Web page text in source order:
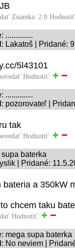
Známka: 2.0
..............
Lakatoš | Pridané:
5l43101
Hodnotiť:
..............
pozorovateľ |
tak
Hodnotiť:
supa baterka
| Pridané:
bateria a 350kW
chcem taku
Hodnotiť:
mega supa baterka
No neviem |